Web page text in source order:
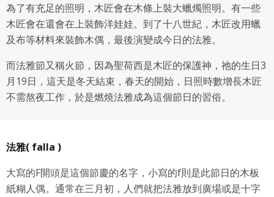
為了有充足的照明，木匠會在木條上裝大蠟燭照明。有一些
木匠會在還會在上裝飾洋娃娃。到了十八世紀，木匠改用蠟
及布等材料來裝飾木偶，最後演變成今日的法雅。
而法雅節又稱火節，因為聖荷西是木匠的保護神，祂的生日3
月19日，這天是冬天結束，春天的開始，日照時數增長木匠
不需熬夜工作，於是燃燒法雅成為這個節日的習俗。
法雅( falla )
大寫的F開頭是這個節慶的名字，小寫的f則是此節日的木板
紙糊人偶。通常在三月初，人們就把法雅放到廣場或是十字